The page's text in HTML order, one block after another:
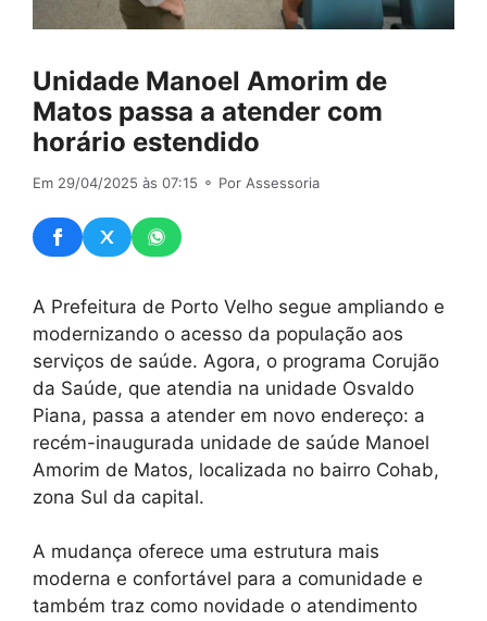
Unidade Manoel Amorim de
Matos passa a atender com
horário estendido
Em 29/04/2025 às 07:15 ⚬ Por Assessoria
A Prefeitura de Porto Velho segue ampliando e
modernizando o acesso da população aos
serviços de saúde. Agora, o programa Corujão
da Saúde, que atendia na unidade Osvaldo
Piana, passa a atender em novo endereço: a
recém-inaugurada unidade de saúde Manoel
Amorim de Matos, localizada no bairro Cohab,
zona Sul da capital.
A mudança oferece uma estrutura mais
moderna e confortável para a comunidade e
também traz como novidade o atendimento